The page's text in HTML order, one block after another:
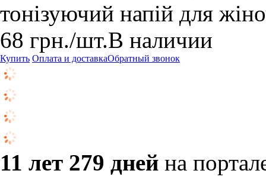
тонізуючий напій для
68 грн./шт.В наличии
Купить Оплата и доставкаОбратный звонок
11 лет 279 дней на